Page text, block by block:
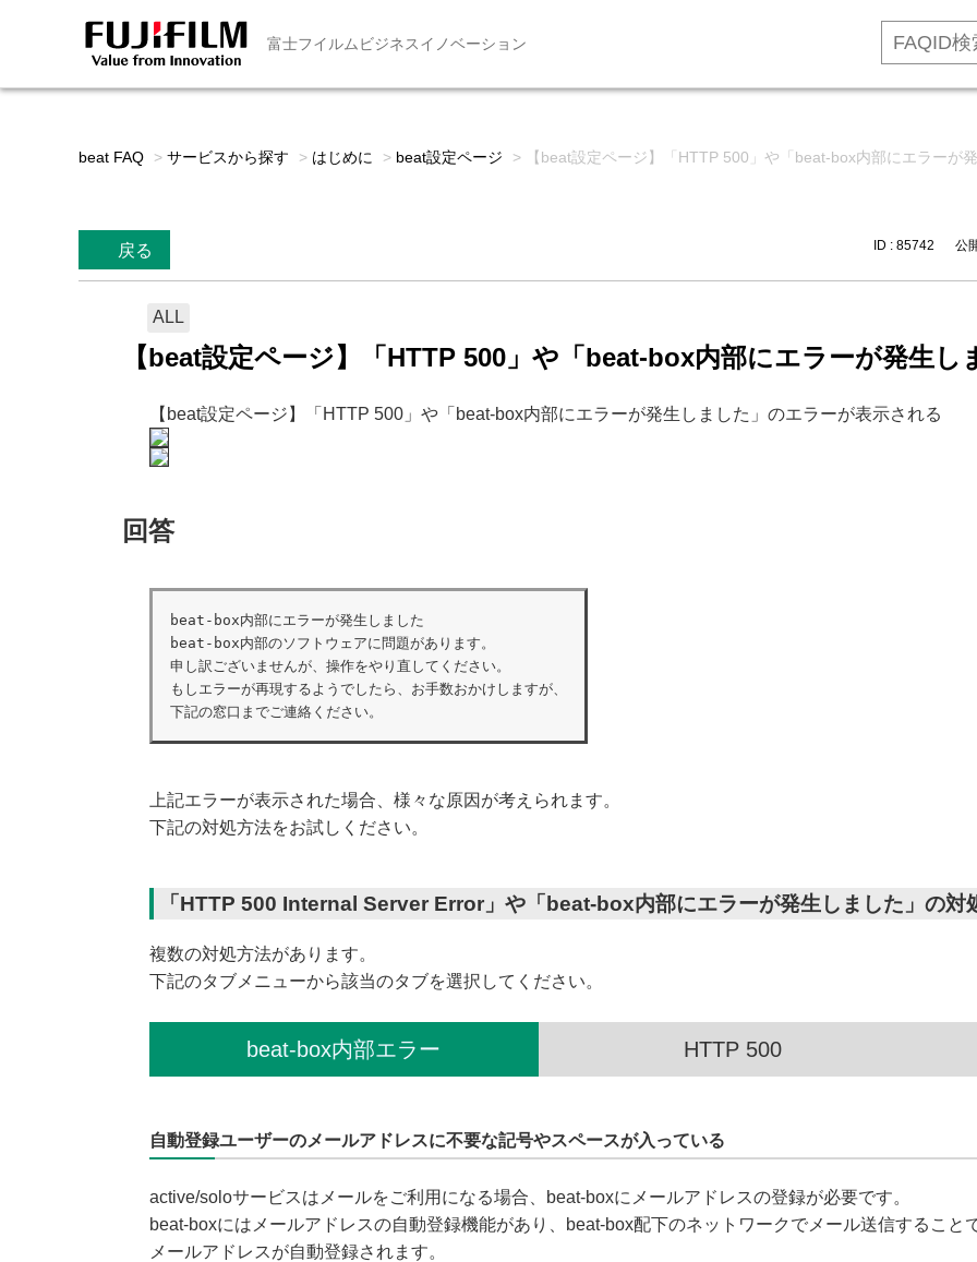
富士フイルムビジネスイノベーション
beat FAQ > サービスから探す > はじめに > beat設定ページ > 【beat設定ページ】「HTTP 500」や「beat-box内部にエラーが
戻る ID : 85742 公
ALL
【beat設定ページ】「HTTP 500」や「beat-box内部にエラーが発生
【beat設定ページ】「HTTP 500」や「beat-box内部にエラーが発生しました」のエラーが表示される
回答
beat-box内部にエラーが発生しました
beat-box内部のソフトウェアに問題があります。
申し訳ございませんが、操作をやり直してください。
もしエラーが再現するようでしたら、お手数おかけしますが、
下記の窓口までご連絡ください。
上記エラーが表示された場合、様々な原因が考えられます。
下記の対処方法をお試しください。
「HTTP 500 Internal Server Error」や「beat-box内部にエラーが発生しました」の対
複数の対処方法があります。
下記のタブメニューから該当のタブを選択してください。
beat-box内部エラー
自動登録ユーザーのメールアドレスに不要な記号やスペースが入っている
active/soloサービスはメールをご利用になる場合、beat-boxにメールアドレスの登録が必要です。
beat-boxにはメールアドレスの自動登録機能があり、beat-box配下のネットワークでメール送信すること
メールアドレスが自動登録されます。
HTTP 500